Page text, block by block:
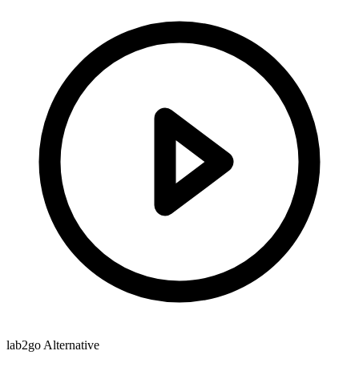
lab2go Alternative